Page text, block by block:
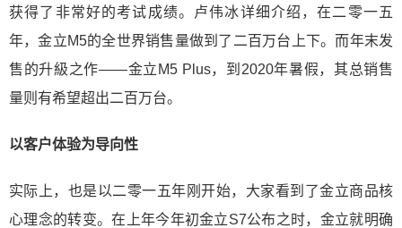
获得了非常好的考试成绩。卢伟冰详细介绍，在二零一五
年，金立M5的全世界销售量做到了二百万台上下。而年末发
售的升級之作——金立M5 Plus，到2020年暑假，其总销售
量则有希望超出二百万台。
以客户体验为导向性
实际上，也是以二零一五年刚开始，大家看到了金立商品核
心理念的转变。在上年今年初金立S7公布之时，金立就明确